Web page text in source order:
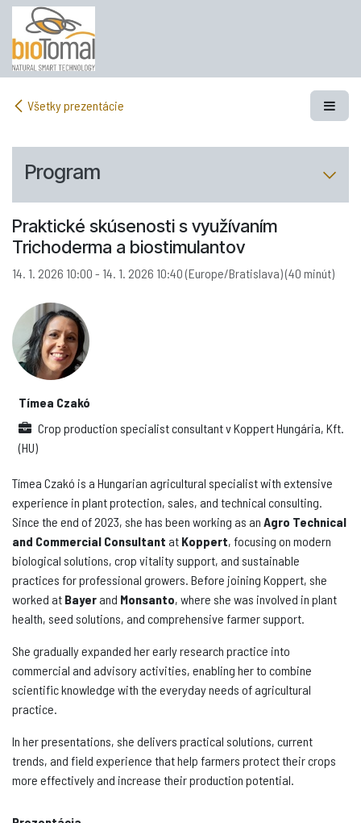
Skip to Content
Všetky prezentácie
Program
Praktické skúsenosti s využívaním
Trichoderma a biostimulantov
14. 1. 2026 10:00 - 14. 1. 2026 10:40(Europe/Bratislava) (40 minút)
Tímea Czakó
Crop production specialist consultantvKoppert Hungária, Kft.
(HU)
Tímea Czakó is a Hungarian agricultural specialist with extensive
experience in plant protection, sales, and technical consulting.
Since the end of 2023, she has been working as an Agro Technical
and Commercial Consultant at Koppert, focusing on modern
biological solutions, crop vitality support, and sustainable
practices for professional growers. Before joining Koppert, she
worked at Bayer and Monsanto, where she was involved in plant
health, seed solutions, and comprehensive farmer support.
She gradually expanded her early research practice into
commercial and advisory activities, enabling her to combine
scientific knowledge with the everyday needs of agricultural
practice.
In her presentations, she delivers practical solutions, current
trends, and field experience that help farmers protect their crops
more effectively and increase their production potential.